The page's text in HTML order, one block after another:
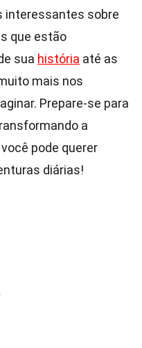
interessantes sobre
que estão
sua história até as
mais nos
Prepare-se para
a
pode querer
diárias!